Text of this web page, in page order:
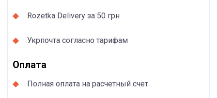
Rozetka Delivery за 50 грн
Укрпочта согласно тарифам
Оплата
Полная оплата на расчетный счет